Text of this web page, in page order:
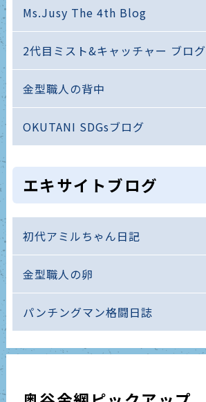
Ms.Jusy The 4th Blog
2代目ミスト&キャッチャー ブログ
金型職人の背中
OKUTANI SDGsブログ
エキサイトブログ
初代アミルちゃん日記
金型職人の卵
パンチングマン格闘日誌